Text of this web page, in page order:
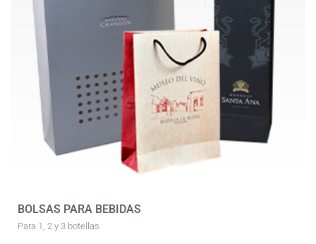
BOLSAS PARA BEBIDAS
Para 1, 2 y 3 botellas